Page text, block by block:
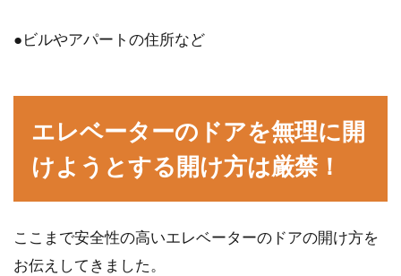
●ビルやアパートの住所など
エレベーターのドアを無理に開
けようとする開け方は厳禁！
ここまで安全性の高いエレベーターのドアの開け方を
お伝えしてきました。